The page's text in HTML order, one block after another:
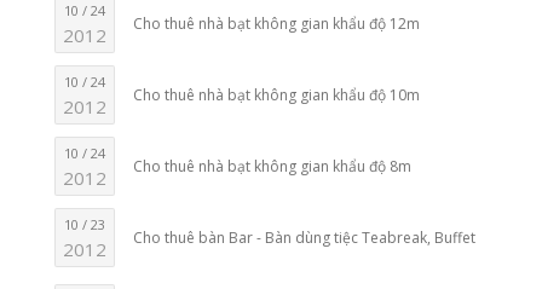
10 / 24
2012 Cho thuê nhà bạt không gian khẩu độ 12m
10 / 24
2012 Cho thuê nhà bạt không gian khẩu độ 10m
10 / 24
2012 Cho thuê nhà bạt không gian khẩu độ 8m
10 / 23
2012 Cho thuê bàn Bar - Bàn dùng tiệc Teabreak, Buffet